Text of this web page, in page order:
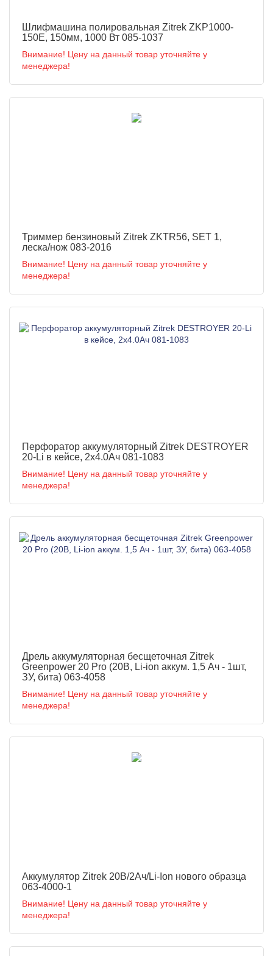
Шлифмашина полировальная Zitrek ZKP1000-
150E, 150мм, 1000 Вт 085-1037
Внимание! Цену на данный товар уточняйте у
менеджера!
Триммер бензиновый Zitrek ZKTR56, SET 1,
леска/нож 083-2016
Внимание! Цену на данный товар уточняйте у
менеджера!
Перфоратор аккумуляторный Zitrek DESTROYER
20-Li в кейсе, 2x4.0Aч 081-1083
Внимание! Цену на данный товар уточняйте у
менеджера!
Дрель аккумуляторная бесщеточная Zitrek
Greenpower 20 Pro (20В, Li-ion аккум. 1,5 Ач - 1шт,
ЗУ, бита) 063-4058
Внимание! Цену на данный товар уточняйте у
менеджера!
Аккумулятор Zitrek 20В/2Ач/Li-Ion нового образца
063-4000-1
Внимание! Цену на данный товар уточняйте у
менеджера!